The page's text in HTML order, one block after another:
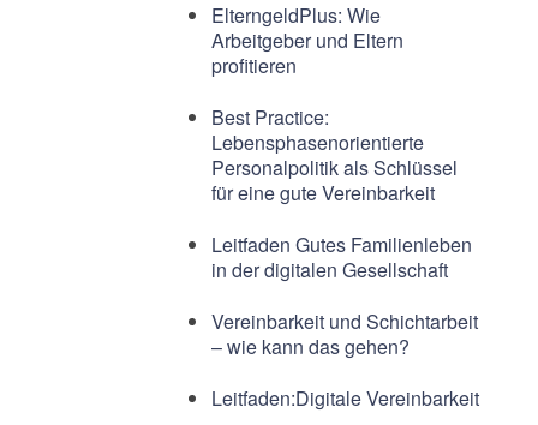
ElterngeldPlus: Wie
Arbeitgeber und Eltern
profitieren
Best Practice:
Lebensphasenorientierte
Personalpolitik als Schlüssel
für eine gute Vereinbarkeit
Leitfaden Gutes Familienleben
in der digitalen Gesellschaft
Vereinbarkeit und Schichtarbeit
– wie kann das gehen?
Leitfaden:Digitale Vereinbarkeit